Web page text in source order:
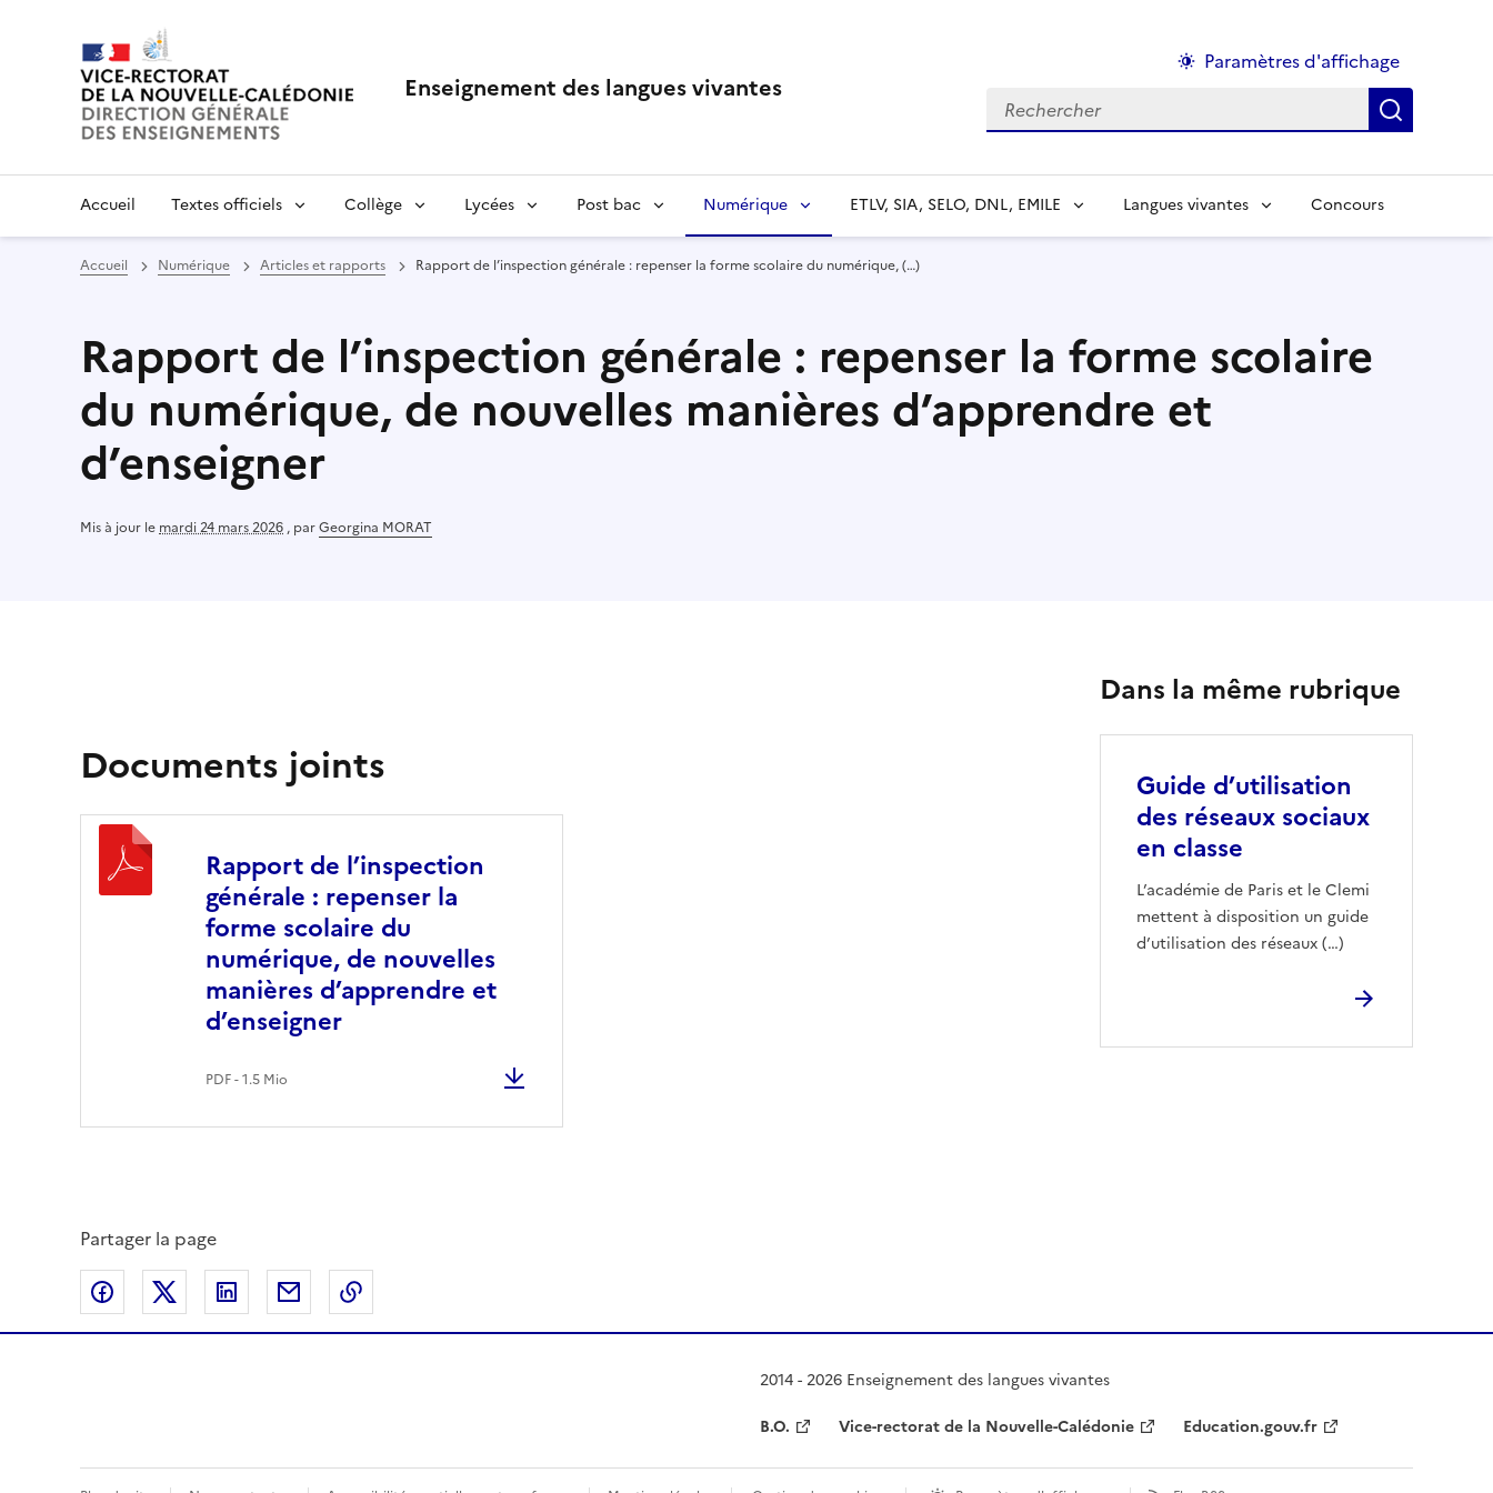
Enseignement des langues vivantes
Paramètres d'affichage
Rechercher :
Accueil Textes officiels Collège Lycées Post bac Numérique ETLV, SIA, SELO, DNL, EMILE Langues vivantes Concours
Accueil Numérique Articles et rapports Rapport de l’inspection générale : repenser la forme scolaire du numérique, (…)
Rapport de l’inspection générale : repenser la forme scolaire
du numérique, de nouvelles manières d’apprendre et
d’enseigner
Mis à jour le mardi 24 mars 2026 , parGeorgina MORAT
Documents joints
Rapport de l’inspection
générale : repenser la
forme scolaire du
numérique, de nouvelles
manières d’apprendre et
d’enseigner
PDF - 1.5 Mio
Dans la même rubrique
Guide d’utilisation
des réseaux sociaux
en classe
L’académie de Paris et le Clemi
mettent à disposition un guide
d’utilisation des réseaux (…)
Partager la page
Partager sur Facebook
Partager sur Twitter
Partager sur LinkedIn
Partager par email
2014 - 2026 Enseignement des langues vivantes
B.O.
Vice-rectorat de la Nouvelle-Calédonie Education.gouv.fr